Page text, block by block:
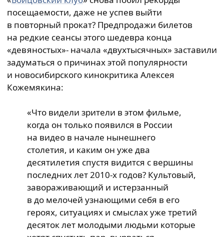
посещаемости, даже не успев выйти
в повторный прокат? Предпродажи билетов
на редкие сеансы этого шедевра конца
«девяностых»- начала «двухтысячных» заставили
задуматься о причинах этой популярности
и новосибирского кинокритика Алексея
Кожемякина:
«Что видели зрители в этом фильме,
когда он только появился в России
на видео в начале нынешнего
столетия, и каким он уже два
десятилетия спустя видится с вершины
последних лет 2010-х годов? Культовый,
завораживающий и истерзанный
в до мелочей узнающими себя в его
героях, ситуациях и смыслах уже третий
десяток лет молодыми людьми которые